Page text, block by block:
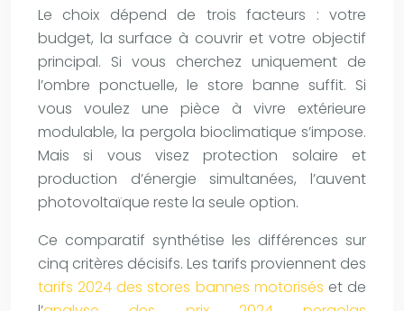
Le choix dépend de trois facteurs : votre
budget, la surface à couvrir et votre objectif
principal. Si vous cherchez uniquement de
l’ombre ponctuelle, le store banne suffit. Si
vous voulez une pièce à vivre extérieure
modulable, la pergola bioclimatique s’impose.
Mais si vous visez protection solaire et
production d’énergie simultanées, l’auvent
photovoltaïque reste la seule option.
Ce comparatif synthétise les différences sur
cinq critères décisifs. Les tarifs proviennent des
tarifs 2024 des stores bannes motorisés et de